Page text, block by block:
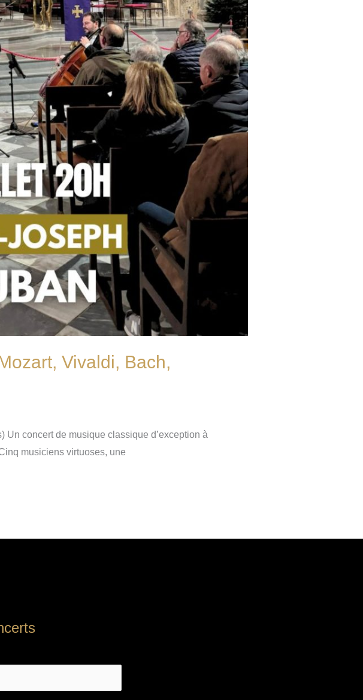
Vivaldi, Bach,
Un concert de musique classique d’exception à
musiciens virtuoses, une